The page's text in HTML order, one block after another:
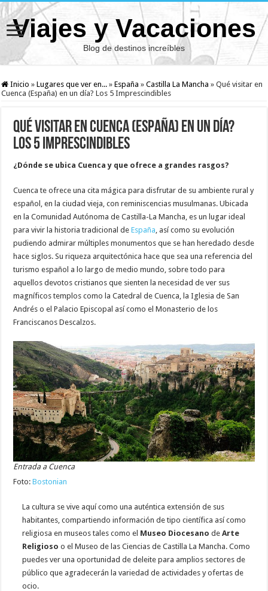
Viajes y Vacaciones
Blog de destinos increíbles
Inicio » Lugares que ver en... » España » Castilla La Mancha » Qué visitar en
Cuenca (España) en un día? Los 5 Imprescindibles
Qué visitar en Cuenca (España) en un día?
Los 5 Imprescindibles
¿Dónde se ubica Cuenca y que ofrece a grandes rasgos?
Cuenca te ofrece una cita mágica para disfrutar de su ambiente rural y
español, en la ciudad vieja, con reminiscencias musulmanas. Ubicada
en la Comunidad Autónoma de Castilla-La Mancha, es un lugar ideal
para vivir la historia tradicional deEspaña, así como su evolución
pudiendo admirar múltiples monumentos que se han heredado desde
hace siglos. Su riqueza arquitectónica hace que sea una referencia del
turismo español a lo largo de medio mundo, sobre todo para
aquellos devotos cristianos que sienten la necesidad de ver sus
magníficos templos como la Catedral de Cuenca, la Iglesia de San
Andrés o el Palacio Episcopal así como el Monasterio de los
Franciscanos Descalzos.
Entrada a Cuenca
Foto:Bostonian
La cultura se vive aquí como una auténtica extensión de sus
habitantes, compartiendo información de tipo científica así como
religiosa en museos tales como el Museo Diocesano deArte
Religioso o el Museo de las Ciencias de Castilla La Mancha. Como
puedes ver una oportunidad de deleite para amplios sectores de
público que agradecerán la variedad de actividades y ofertas de
ocio.